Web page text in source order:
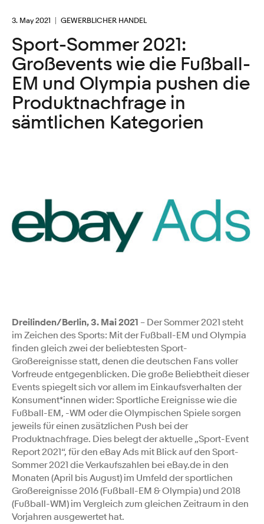
3. May 2021 GEWERBLICHER HANDEL
Sport-Sommer 2021:
Großevents wie die Fußball-
EM und Olympia pushen die
Produktnachfrage in
sämtlichen Kategorien
Dreilinden/Berlin, 3. Mai 2021 – Der Sommer 2021 steht
im Zeichen des Sports: Mit der Fußball-EM und Olympia
finden gleich zwei der beliebtesten Sport-
Großereignisse statt, denen die deutschen Fans voller
Vorfreude entgegenblicken. Die große Beliebtheit dieser
Events spiegelt sich vor allem im Einkaufsverhalten der
Konsument*innen wider: Sportliche Ereignisse wie die
Fußball-EM, -WM oder die Olympischen Spiele sorgen
jeweils für einen zusätzlichen Push bei der
Produktnachfrage. Dies belegt der aktuelle „Sport-Event
Report 2021“, für den eBay Ads mit Blick auf den Sport-
Sommer 2021 die Verkaufszahlen bei eBay.de in den
Monaten (April bis August) im Umfeld der sportlichen
Großereignisse 2016 (Fußball-EM & Olympia) und 2018
(Fußball-WM) im Vergleich zum gleichen Zeitraum in den
Vorjahren ausgewertet hat.